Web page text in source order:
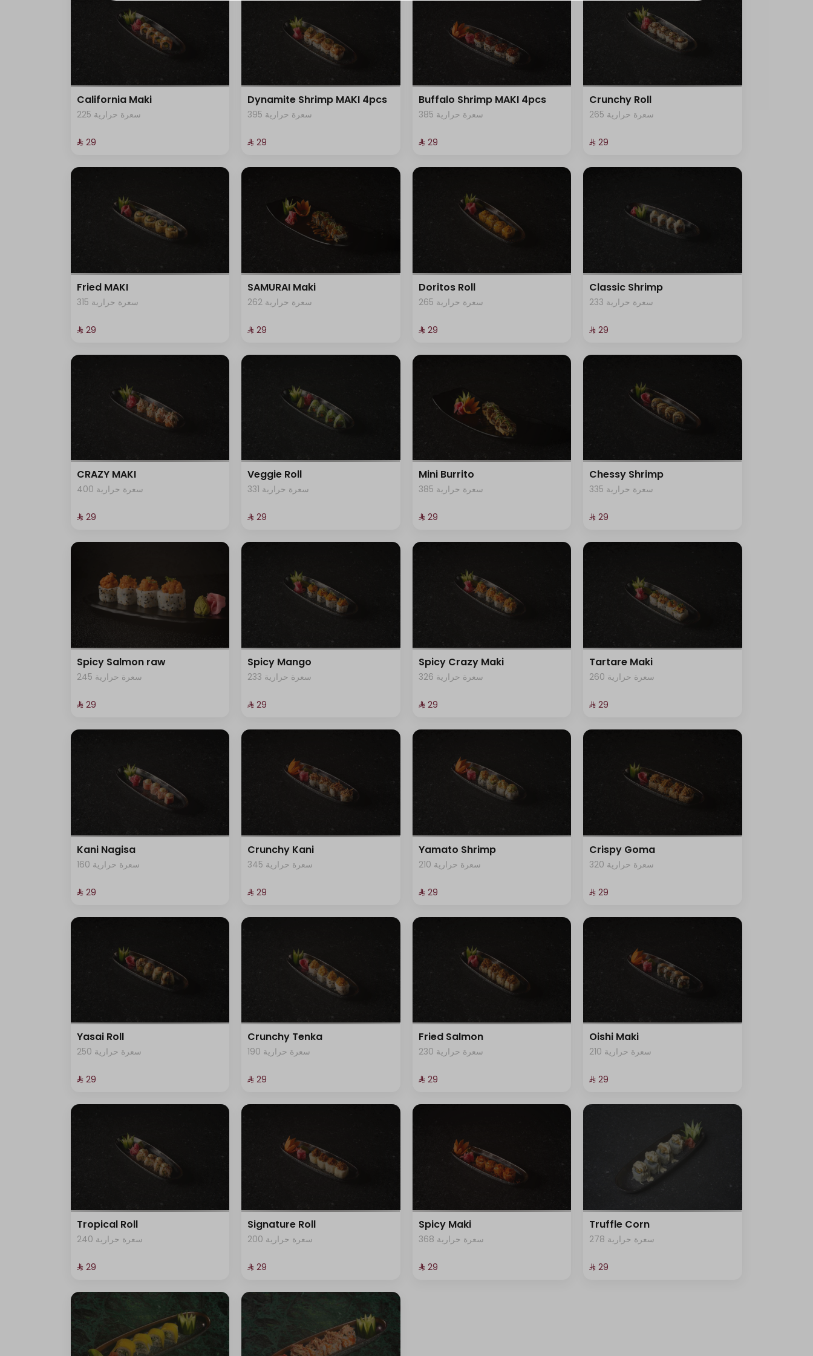
California Maki
225 سعرة حرارية
⁨⁦‪‬ 29⁩
Dynamite Shrimp MAKI 4pcs
395 سعرة حرارية
⁨⁦‪‬ 29⁩
Buffalo Shrimp MAKI 4pcs
385 سعرة حرارية
⁨⁦‪‬ 29⁩
Crunchy Roll
265 سعرة حرارية
⁨⁦‪‬ 29⁩
Fried MAKI
315 سعرة حرارية
⁨⁦‪‬ 29⁩
SAMURAI Maki
262 سعرة حرارية
⁨⁦‪‬ 29⁩
Doritos Roll
265 سعرة حرارية
⁨⁦‪‬ 29⁩
Classic Shrimp
233 سعرة حرارية
⁨⁦‪‬ 29⁩
CRAZY MAKI
400 سعرة حرارية
⁨⁦‪‬ 29⁩
Veggie Roll
331 سعرة حرارية
⁨⁦‪‬ 29⁩
Mini Burrito
385 سعرة حرارية
⁨⁦‪‬ 29⁩
Chessy Shrimp
335 سعرة حرارية
⁨⁦‪‬ 29⁩
Spicy Salmon raw
245 سعرة حرارية
⁨⁦‪‬ 29⁩
Spicy Mango
233 سعرة حرارية
⁨⁦‪‬ 29⁩
Spicy Crazy Maki
326 سعرة حرارية
⁨⁦‪‬ 29⁩
Tartare Maki
260 سعرة حرارية
⁨⁦‪‬ 29⁩
Kani Nagisa
160 سعرة حرارية
⁨⁦‪‬ 29⁩
Crunchy Kani
345 سعرة حرارية
⁨⁦‪‬ 29⁩
Yamato Shrimp
210 سعرة حرارية
⁨⁦‪‬ 29⁩
Crispy Goma
320 سعرة حرارية
⁨⁦‪‬ 29⁩
Yasai Roll
250 سعرة حرارية
⁨⁦‪‬ 29⁩
Crunchy Tenka
190 سعرة حرارية
⁨⁦‪‬ 29⁩
Fried Salmon
230 سعرة حرارية
⁨⁦‪‬ 29⁩
Oishi Maki
210 سعرة حرارية
⁨⁦‪‬ 29⁩
Tropical Roll
240 سعرة حرارية
⁨⁦‪‬ 29⁩
Signature Roll
200 سعرة حرارية
⁨⁦‪‬ 29⁩
Spicy Maki
368 سعرة حرارية
⁨⁦‪‬ 29⁩
Truffle Corn
278 سعرة حرارية
⁨⁦‪‬ 29⁩
8 سعرة حرارية
5 سعرة حرارية
82 سعرة حرارية
+ ⁨⁦‪‬ 5⁩
+ ⁨⁦‪‬ 5⁩
2 سعرة حرارية
101 سعرة حرارية